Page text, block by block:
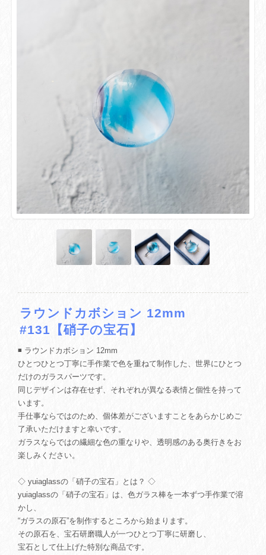
ラウンドカボション 12mm
#131【硝子の宝石】
◾️ ラウンドカボション 12mm
ひとつひとつ丁寧に手作業で色を重ねて制作した、世界にひとつ
だけのガラスパーツです。
同じデザインは存在せず、それぞれが異なる表情と個性を持って
います。
手仕事ならではのため、個体差がございますことをあらかじめご
了承いただけますと幸いです。
ガラスならではの繊細な色の重なりや、透明感のある奥行きをお
楽しみください。
◇ yuiaglassの「硝子の宝石」とは？ ◇
yuiaglassの「硝子の宝石」は、色ガラス棒を一本ずつ手作業で溶
かし、
“ガラスの原石”を制作するところから始まります。
その原石を、宝石研磨職人が一つひとつ丁寧に研磨し、
宝石として仕上げた特別な商品です。